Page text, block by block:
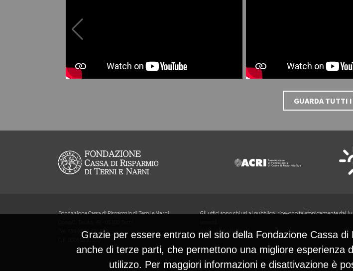
GUARDA TUTTI
Fondazione Cassa di Risparmio di Terni e Narni
Tel. +39 0744 421330
C.F. 00055810550
Gli uffici sono chiusi al pubblico, ricevono telefonicamente dal
dalle 11,00 alle 13,00.
Grazie per essere entrato nel sito della Fondazione Cassa
anche di terze parti, che permettono una migliore esperienza
utilizzo. Per maggiori informazioni e disattivazione è